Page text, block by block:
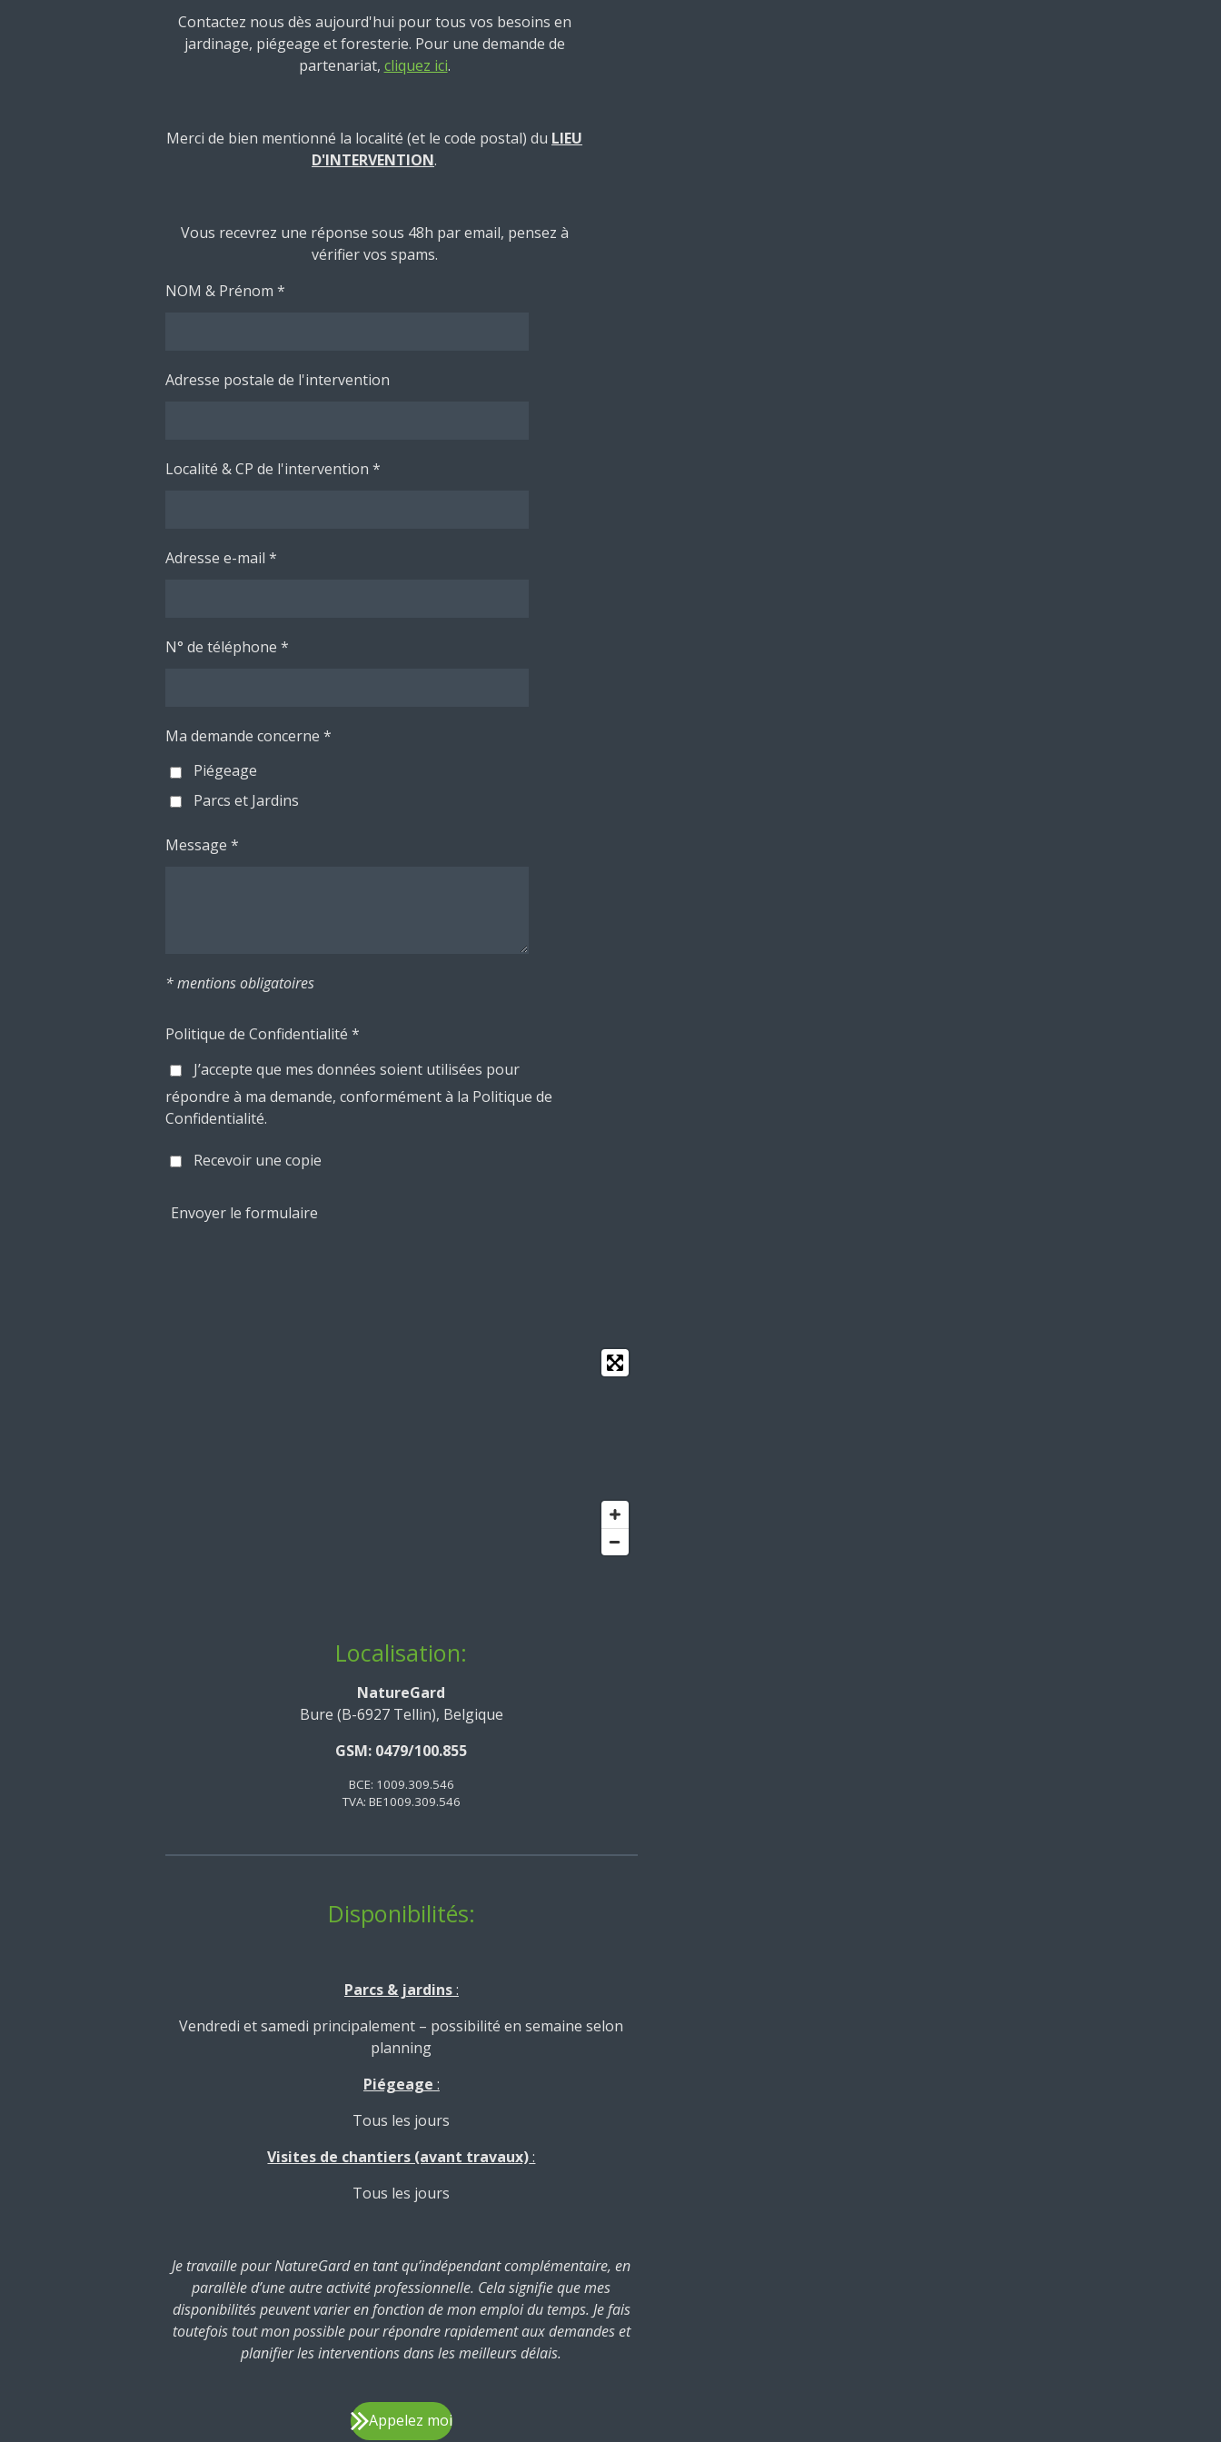
Contactez nous dès aujourd'hui pour tous vos besoins en
jardinage, piégeage et foresterie. Pour une demande de
partenariat, cliquez ici.
Merci de bien mentionné la localité (et le code postal) du LIEU
D'INTERVENTION.
Vous recevrez une réponse sous 48h par email, pensez à
vérifier vos spams.
NOM & Prénom *
Adresse postale de l'intervention
Localité & CP de l'intervention *
Adresse e-mail *
N° de téléphone *
Ma demande concerne *
Piégeage
Parcs et Jardins
Message *
* mentions obligatoires
Politique de Confidentialité *
J’accepte que mes données soient utilisées pour
répondre à ma demande, conformément à la Politique de
Confidentialité.
Recevoir une copie
Envoyer le formulaire
Localisation:
NatureGard
Bure (B-6927 Tellin), Belgique
GSM: 0479/100.855
BCE: 1009.309.546
TVA: BE1009.309.546
Disponibilités:
Parcs & jardins:
Vendredi et samedi principalement – possibilité en semaine selon
planning
Piégeage :
Tous les jours
Visites de chantiers (avant travaux):
Tous les jours
Je travaille pour NatureGard en tant qu’indépendant complémentaire, en
parallèle d’une autre activité professionnelle. Cela signifie que mes
disponibilités peuvent varier en fonction de mon emploi du temps. Je fais
toutefois tout mon possible pour répondre rapidement aux demandes et
planifier les interventions dans les meilleurs délais.
Appelez moi